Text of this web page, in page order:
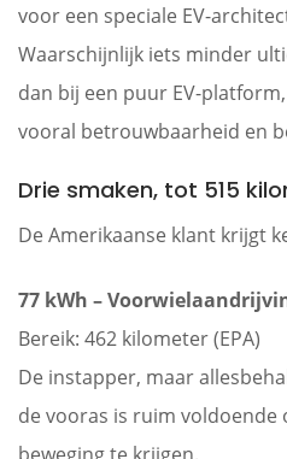
voor een speciale EV-
Waarschijnlijk iets minder
dan bij een puur EV-
vooral betrouwbaarheid en
Drie smaken, tot 515
De Amerikaanse klant krijgt
77 kWh –
Bereik: 462 kilometer (EPA)
De instapper, maar
de vooras is ruim voldoende